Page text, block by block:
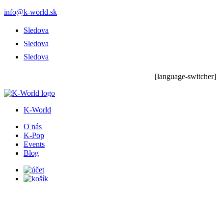
info@k-world.sk
Sledova
Sledova
Sledova
[language-switcher]
K-World
O nás
K-Pop
Events
Blog